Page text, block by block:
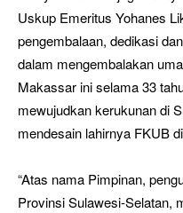
Uskup Emeritus Yohanes
pengembalaan, dedikasi
dalam mengembalakan
Makassar ini selama 33
mewujudkan kerukunan di
mendesain lahirnya FKUB
“Atas nama Pimpinan,
Provinsi Sulawesi-Selatan,